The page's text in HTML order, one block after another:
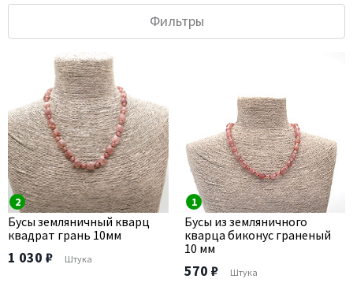
Фильтры
2
Бусы земляничный кварц
квадрат грань 10мм
1 030 ₽ Штука
1
Бусы из земляничного
кварца биконус граненый
10 мм
570 ₽ Штука